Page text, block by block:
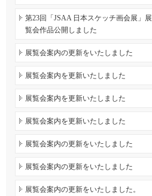
第23回「JSAA 日本スケッチ画会展」展
覧会作品公開しました
展覧会案内の更新をいたしました
展覧会案内を更新いたしました
展覧会案内を更新いたしました
展覧会案内を更新いたしました
展覧会案内の更新をいたしました
展覧会案内の更新をいたしました
展覧会案内の更新をいたしました。